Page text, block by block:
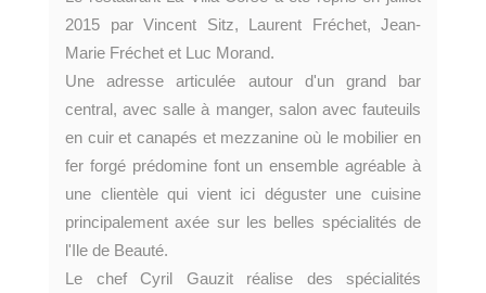
2015 par Vincent Sitz, Laurent Fréchet, Jean-
Marie Fréchet et Luc Morand.
Une adresse articulée autour d'un grand bar
central, avec salle à manger, salon avec fauteuils
en cuir et canapés et mezzanine où le mobilier en
fer forgé prédomine font un ensemble agréable à
une clientèle qui vient ici déguster une cuisine
principalement axée sur les belles spécialités de
l'Ile de Beauté.
Le chef Cyril Gauzit réalise des spécialités